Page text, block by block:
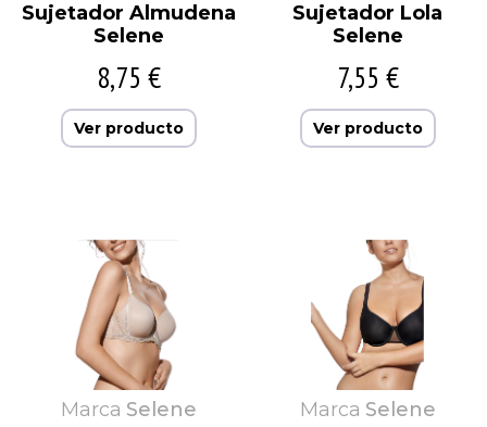
Sujetador Almudena
Selene
8,75 €
Ver producto
Sujetador Lola
Selene
7,55 €
Ver producto
Marca Selene
Marca Selene